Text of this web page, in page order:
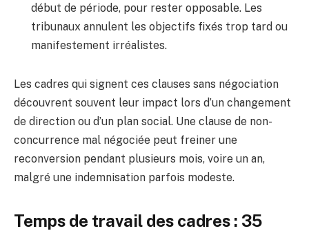
début de période, pour rester opposable. Les
tribunaux annulent les objectifs fixés trop tard ou
manifestement irréalistes.
Les cadres qui signent ces clauses sans négociation
découvrent souvent leur impact lors d’un changement
de direction ou d’un plan social. Une clause de non-
concurrence mal négociée peut freiner une
reconversion pendant plusieurs mois, voire un an,
malgré une indemnisation parfois modeste.
Temps de travail des cadres : 35